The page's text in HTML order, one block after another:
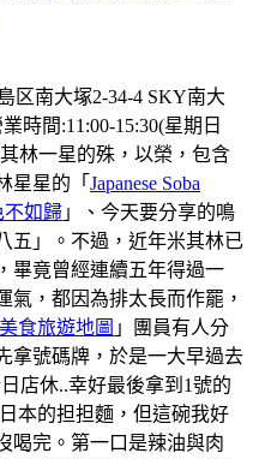
区南大塚2-34-4 SKY南大
時間:11:00-15:30(星期日
林一星的殊，以榮，包含
星星的「 Japanese Soba
不如歸 」、今天要分享的鳴
五」。不過，近年米其林已
畢竟曾經連續五年得過一
氣，都因為排太長而作罷，
食旅遊地圖 」團員有人分
拿號碼牌，於是一大早過去
店休..幸好最後拿到1號的
本的担担麵，但這碗我好
喝完。第一口是辣油與肉